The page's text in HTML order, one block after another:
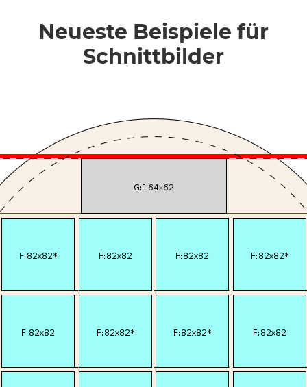
Neueste Beispiele für
Schnittbilder